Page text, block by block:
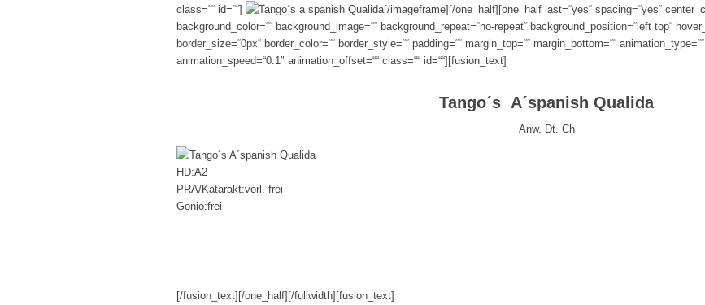
class=““ id=““]
[/imageframe][/one_half][one_half last=“yes“ spacing=“yes“
background_color=““ background_image=““ background_repeat=“no-repeat“ background_position=“left top“
border_size=“0px“ border_color=““ border_style=““ padding=““ margin_top=““ margin_bottom=““
animation_speed=“0.1″ animation_offset=““ class=““ id=““][fusion_text]
Tango´s A´spanish Qualida
Anw. Dt. Ch
HD:A2
PRA/Katarakt:vorl. frei
Gonio:frei
[/fusion_text][/one_half][/fullwidth][fusion_text]